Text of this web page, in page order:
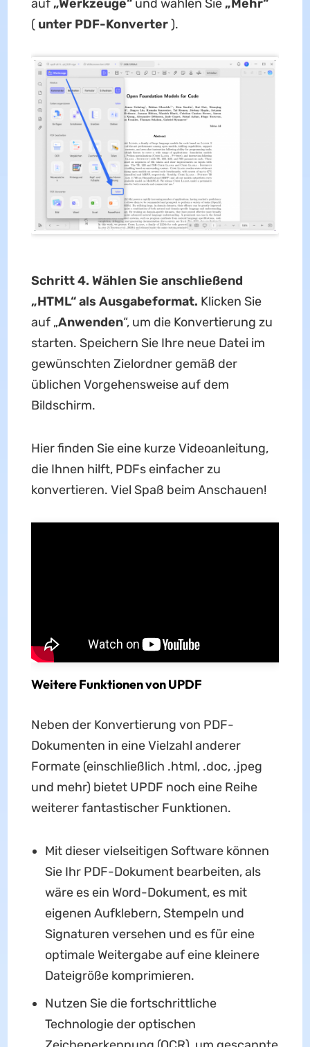
auf „Werkzeuge“ und wählen Sie „Mehr“
( unter PDF-Konverter).
Schritt 4. Wählen Sie anschließend
„HTML“ als Ausgabeformat. Klicken Sie
auf „Anwenden“, um die Konvertierung zu
starten. Speichern Sie Ihre neue Datei im
gewünschten Zielordner gemäß der
üblichen Vorgehensweise auf dem
Bildschirm.
Hier finden Sie eine kurze Videoanleitung,
die Ihnen hilft, PDFs einfacher zu
konvertieren. Viel Spaß beim Anschauen!
Weitere Funktionen von UPDF
Neben der Konvertierung von PDF-
Dokumenten in eine Vielzahl anderer
Formate (einschließlich .html, .doc, .jpeg
und mehr) bietet UPDF noch eine Reihe
weiterer fantastischer Funktionen.
Mit dieser vielseitigen Software können
Sie Ihr PDF-Dokument bearbeiten, als
wäre es ein Word-Dokument, es mit
eigenen Aufklebern, Stempeln und
Signaturen versehen und es für eine
optimale Weitergabe auf eine kleinere
Dateigröße komprimieren.
Nutzen Sie die fortschrittliche
Technologie der optischen